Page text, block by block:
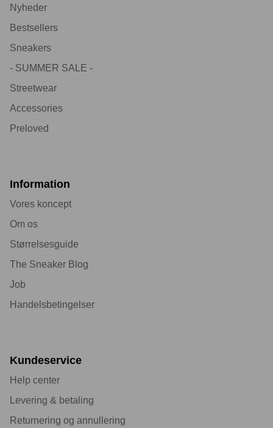
Nyheder
Bestsellers
Sneakers
- SUMMER SALE -
Streetwear
Accessories
Preloved
Information
Vores koncept
Om os
Størrelsesguide
The Sneaker Blog
Job
Handelsbetingelser
Kundeservice
Help center
Levering & betaling
Returnering og annullering